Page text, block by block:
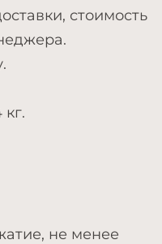
стоимость
не менее